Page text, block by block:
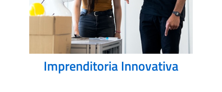
Imprenditoria Innovativa